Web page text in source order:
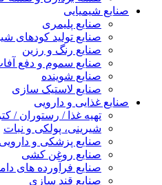
صنایع شیمیایی
صنایع پلیمری
صنایع تولید کودهای
صنایع رنگ و رزین
صنایع سموم و دفع
صنایع شوینده
صنایع لاستیک سازی
صنایع غذایی و دارویی
تهیه غذا / رستوران /
شیرینی، پولکی و نبات
صنایع پزشکی و دارویی
صنایع روغن کشی
صنایع فرآورده های
صنایع قند سازی